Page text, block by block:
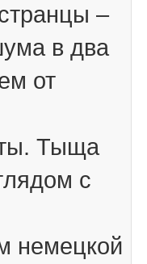
–
в два
от
Тыща
с
немецкой